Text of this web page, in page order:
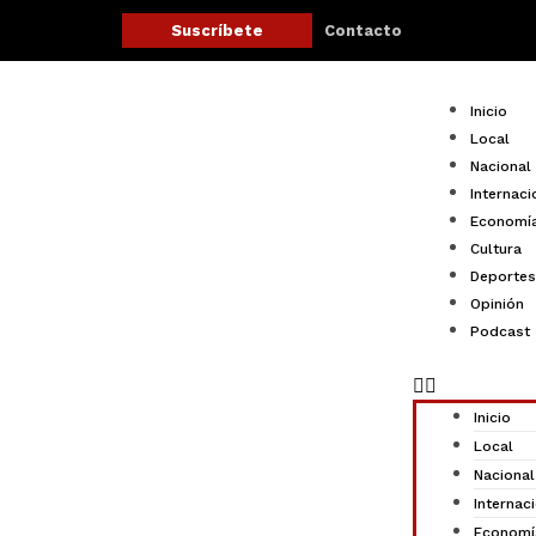
contenido
Suscríbete Contacto
Inicio
Local
Nacional
Cultura
Deportes
Opinión
Podcast
Menu
Inicio
Local
Nacional